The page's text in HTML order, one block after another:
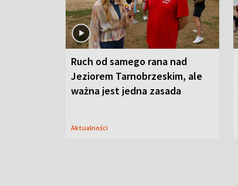
Ruch od samego rana nad
Jeziorem Tarnobrzeskim, ale
ważna jest jedna zasada
Aktualności